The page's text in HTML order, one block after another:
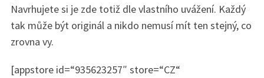
Navrhujete si je zde totiž dle vlastního uvážení. Každý
tak může být originál a nikdo nemusí mít ten stejný, co
zrovna vy.
[appstore id=“935623257″ store=“CZ“